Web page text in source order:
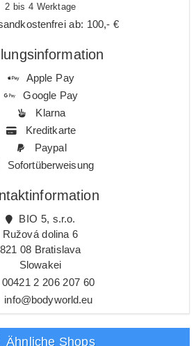
2 bis 4 Werktage
ab: 100,- €
Apple Pay
Google Pay
Klarna
Kreditkarte
Paypal
Sofortüberweisung
BIO 5, s.r.o.
Ružová dolina 6
821 08 Bratislava
Slowakei
00421 2 206 207 60
info@bodyworld.eu
Ähnliche Shops